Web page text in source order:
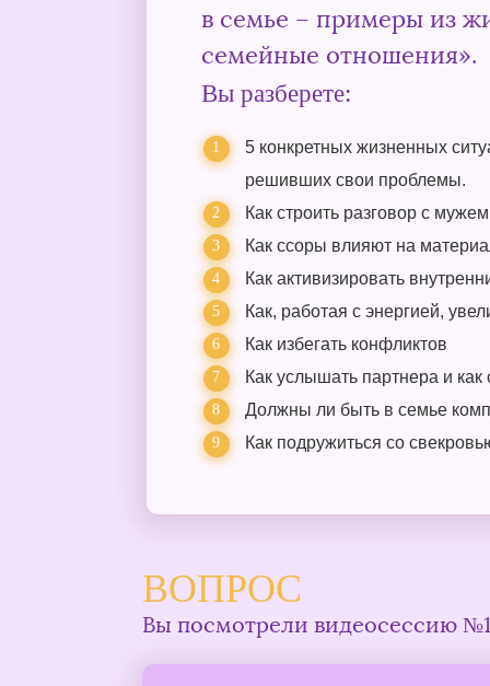
в семье – примеры из
семейные отношения».
Вы разберете:
5 конкретных жизненных
решивших свои проблемы.
Как строить разговор с мужем
Как ссоры влияют на
Как активизировать
Как, работая с энергией,
Как избегать конфликтов
Как услышать партнера и
Должны ли быть в семье
Как подружиться со
ВОПРОС
Вы посмотрели видеосессию №1